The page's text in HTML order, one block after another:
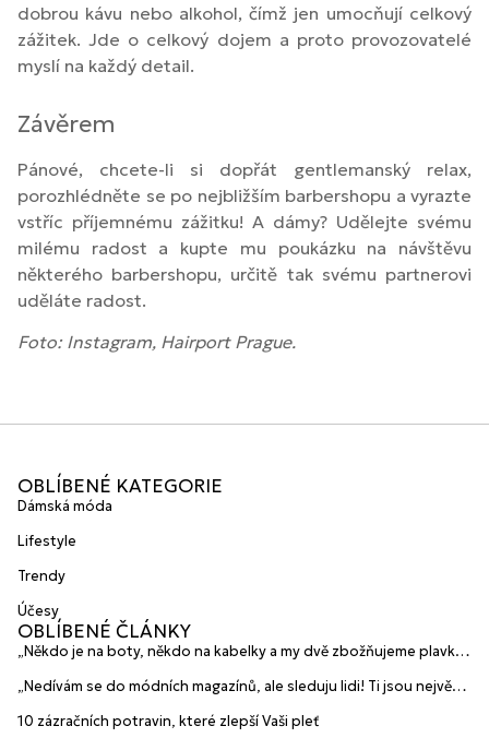
dobrou kávu nebo alkohol, čímž jen umocňují celkový
zážitek. Jde o celkový dojem a proto provozovatelé
myslí na každý detail.
Závěrem
Pánové, chcete-li si dopřát gentlemanský relax,
porozhlédněte se po nejbližším barbershopu a vyrazte
vstříc příjemnému zážitku! A dámy? Udělejte svému
milému radost a kupte mu poukázku na návštěvu
některého barbershopu, určitě tak svému partnerovi
uděláte radost.
Foto: Instagram, Hairport Prague.
OBLÍBENÉ KATEGORIE
Dámská móda
Lifestyle
Trendy
Účesy
OBLÍBENÉ ČLÁNKY
„Někdo je na boty, někdo na kabelky a my dvě zbožňujeme plavky“
HANAJANA Swimwear
„Nedívám se do módních magazínů, ale sleduju lidi! Ti jsou největší
10 zázračních potravin, které zlepší Vaši pleť